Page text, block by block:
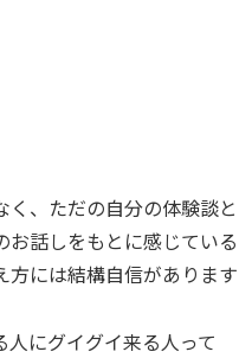
く、ただの自分の体験談と
お話しをもとに感じてい
方には結構自信があります
人にグイグイ来る人って